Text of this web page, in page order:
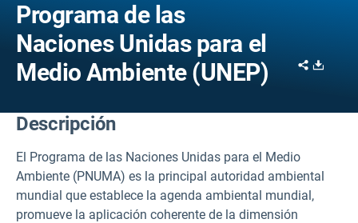
Programa de las
Naciones Unidas para el
Medio Ambiente (UNEP)
Share
Descripción
El Programa de las Naciones Unidas para el Medio
Ambiente (PNUMA) es la principal autoridad ambiental
mundial que establece la agenda ambiental mundial,
promueve la aplicación coherente de la dimensión